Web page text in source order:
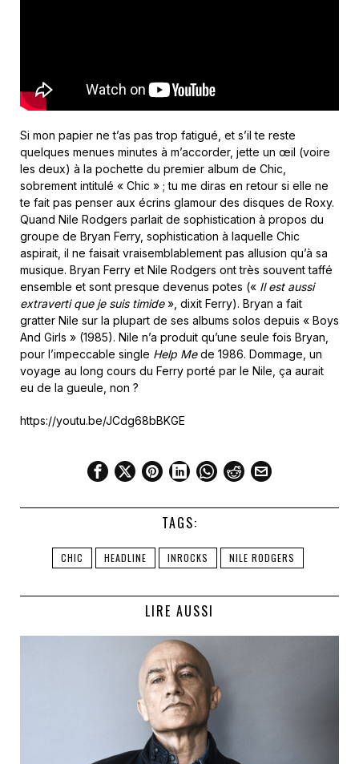
Si mon papier ne t’as pas trop fatigué, et s’il te reste
quelques menues minutes à m’accorder, jette un œil (voire
les deux) à la pochette du premier album de Chic,
sobrement intitulé « Chic » ; tu me diras en retour si elle ne
te fait pas penser aux écrins glamour des disques de Roxy.
Quand Nile Rodgers parlait de sophistication à propos du
groupe de Bryan Ferry, sophistication à laquelle Chic
aspirait, il ne faisait vraisemblablement pas allusion qu’à sa
musique. Bryan Ferry et Nile Rodgers ont très souvent taffé
ensemble et sont presque devenus potes (« Il est aussi
extraverti que je suis timide», dixit Ferry). Bryan a fait
gratter Nile sur la plupart de ses albums solos depuis « Boys
And Girls » (1985). Nile n’a produit qu’une seule fois Bryan,
pour l’impeccable single Help Mede 1986. Dommage, un
voyage au long cours du Ferry porté par le Nile, ça aurait
eu de la gueule, non ?
https://youtu.be/JCdg68bBKGE
TAGS:
CHIC HEADLINE INROCKS NILE RODGERS
LIRE AUSSI